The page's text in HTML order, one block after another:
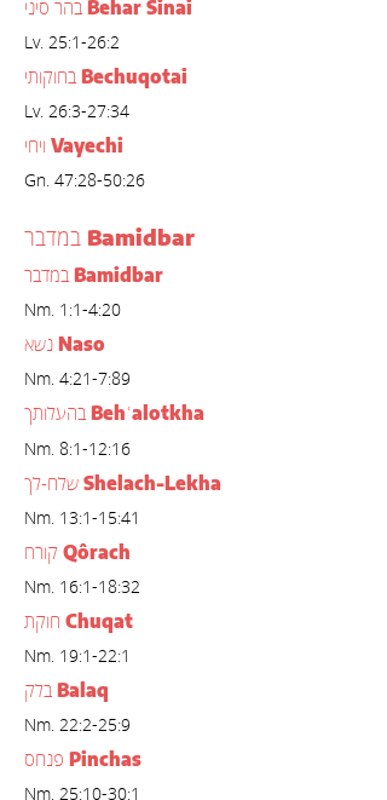
בהר סיני Behar Sinai
Lv. 25:1-26:2
בחוקותי Bechuqotai
Lv. 26:3-27:34
ויחי Vayechi
Gn. 47:28-50:26
במדבר Bamidbar
במדבר Bamidbar
Nm. 1:1-4:20
נשא Naso
Nm. 4:21-7:89
בהעלותך Behʿalotkha
Nm. 8:1-12:16
שלח-לך Shelach-Lekha
Nm. 13:1-15:41
קורח Qôrach
Nm. 16:1-18:32
חוקת Chuqat
Nm. 19:1-22:1
בלק Balaq
Nm. 22:2-25:9
פנחס Pinchas
Nm. 25:10-30:1